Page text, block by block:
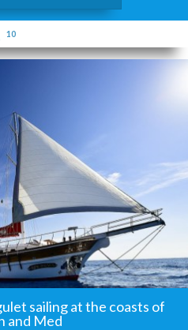
10
sailing at the coasts of
and Med